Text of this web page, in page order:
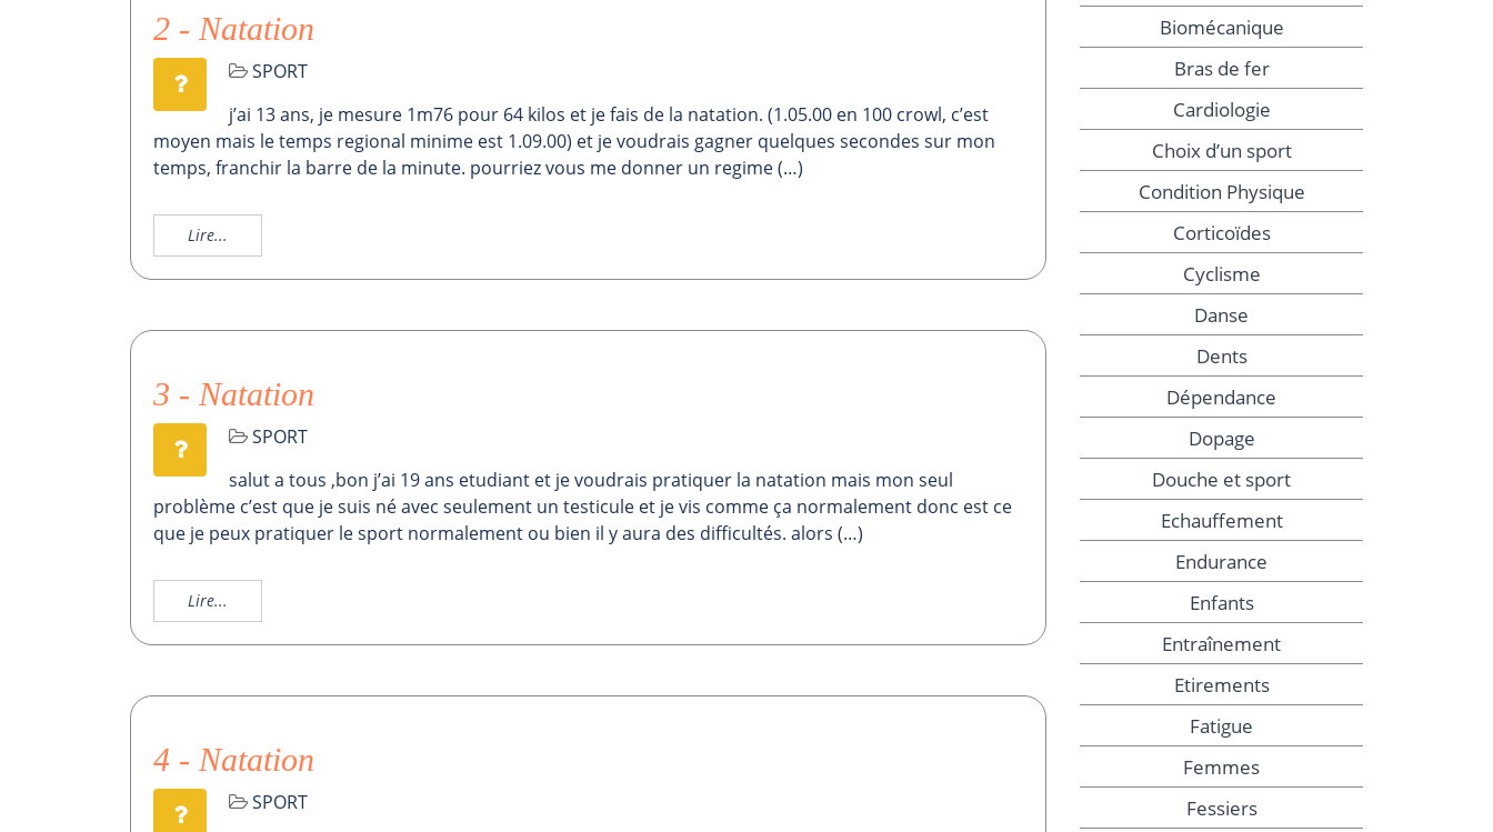
2 - Natation
SPORT
j’ai 13 ans, je mesure 1m76 pour 64 kilos et je fais de la natation. (1.05.00 en 100 crowl, c’est
moyen mais le temps regional minime est 1.09.00) et je voudrais gagner quelques secondes sur mon
temps, franchir la barre de la minute. pourriez vous me donner un regime (…)
Lire...
3 - Natation
SPORT
salut a tous ,bon j’ai 19 ans etudiant et je voudrais pratiquer la natation mais mon seul
problème c’est que je suis né avec seulement un testicule et je vis comme ça normalement donc est ce
que je peux pratiquer le sport normalement ou bien il y aura des difficultés. alors (…)
Lire...
4 - Natation
SPORT
Biomécanique
Bras de fer
Cardiologie
Choix d’un sport
Condition Physique
Corticoïdes
Cyclisme
Danse
Dents
Dépendance
Dopage
Douche et sport
Echauffement
Endurance
Enfants
Entraînement
Etirements
Fatigue
Femmes
Fessiers